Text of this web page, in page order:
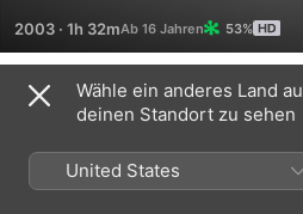
bald jede Menge Ärger im
(Jason Statham) lebt
Mittelmeerküste und
Päckchen für zwielichtige
Paket öffnet, darin die schöne
plötzlich im Schlamassel steckt.
2003 · 1h 32m 53%
Trailer
Wähle ein anderes Land
deinen Standort zu sehen
United States